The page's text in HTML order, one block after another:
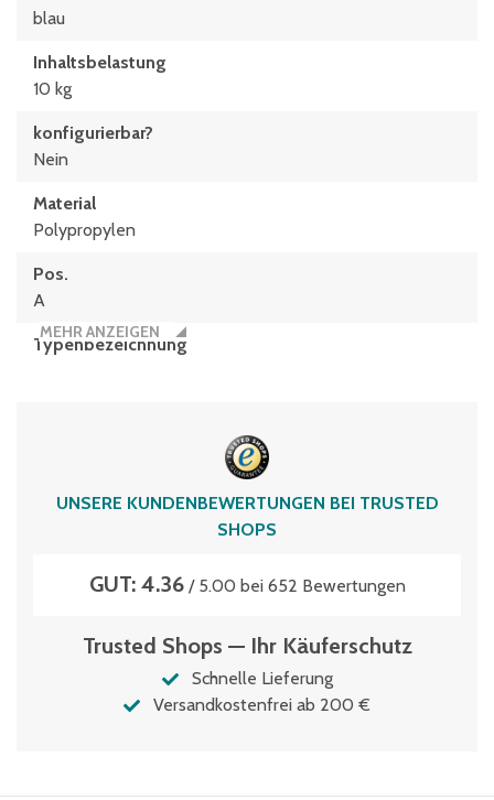
blau
Inhaltsbelastung
10 kg
konfigurierbar?
Nein
Material
Polypropylen
Pos.
A
Typen­be­zeich­nung
MEHR ANZEIGEN
UNSERE KUNDENBEWERTUNGEN BEI TRUSTED
SHOPS
GUT: 4.36/ 5.00 bei 652 Bewertungen
Trusted Shops — Ihr Käuferschutz
Schnelle Lieferung
Versandkostenfrei ab 200 €